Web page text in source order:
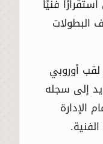
فنيًا
البطولات
أوروبي
إلى سجله
الإدارة